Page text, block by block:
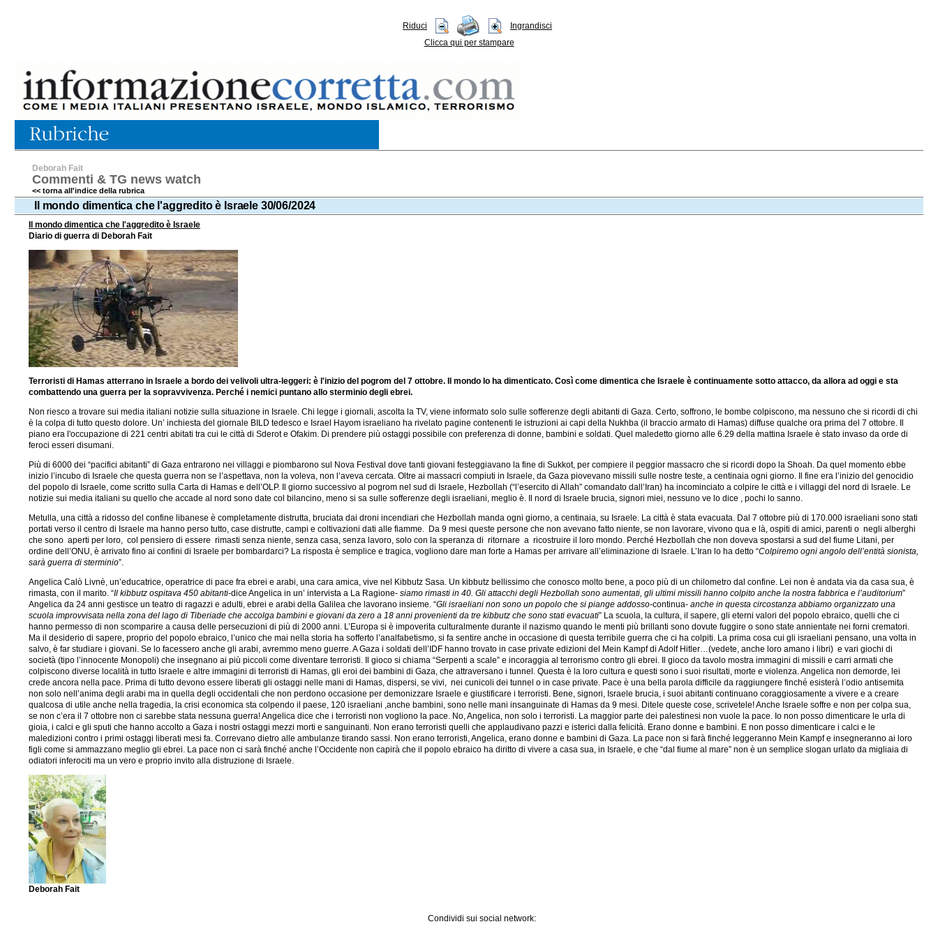
Riduci
Ingrandisci
Clicca qui per stampare
Deborah Fait
Commenti & TG news watch
<< torna all'indice della rubrica
Il mondo dimentica che l'aggredito è Israele 30/06/2024
Il mondo dimentica che l'aggredito è Israele
Diario di guerra di Deborah Fait
Terroristi di Hamas atterrano in Israele a bordo dei velivoli ultra-leggeri: è l'inizio del pogrom del 7 ottobre. Il mondo lo ha dimenticato. Così come dimentica che Israele è continuamente sotto attacco, da allora ad oggi e sta
combattendo una guerra per la sopravvivenza. Perché i nemici puntano allo sterminio degli ebrei.
Non riesco a trovare sui media italiani notizie sulla situazione in Israele. Chi legge i giornali, ascolta la TV, viene informato solo sulle sofferenze degli abitanti di Gaza. Certo, soffrono, le bombe colpiscono, ma nessuno che si ricordi di chi
è la colpa di tutto questo dolore. Un’ inchiesta del giornale BILD tedesco e Israel Hayom israeliano ha rivelato pagine contenenti le istruzioni ai capi della Nukhba (il braccio armato di Hamas) diffuse qualche ora prima del 7 ottobre. Il
piano era l'occupazione di 221 centri abitati tra cui le città di Sderot e Ofakim. Di prendere più ostaggi possibile con preferenza di donne, bambini e soldati. Quel maledetto giorno alle 6.29 della mattina Israele è stato invaso da orde di
feroci esseri disumani.
Più di 6000 dei “pacifici abitanti” di Gaza entrarono nei villaggi e piombarono sul Nova Festival dove tanti giovani festeggiavano la fine di Sukkot, per compiere il peggior massacro che si ricordi dopo la Shoah. Da quel momento ebbe
inizio l’incubo di Israele che questa guerra non se l’aspettava, non la voleva, non l’aveva cercata. Oltre ai massacri compiuti in Israele, da Gaza piovevano missili sulle nostre teste, a centinaia ogni giorno. Il fine era l’inizio del genocidio
del popolo di Israele, come scritto sulla Carta di Hamas e dell’OLP. Il giorno successivo al pogrom nel sud di Israele, Hezbollah (“l’esercito di Allah” comandato dall’Iran) ha incominciato a colpire le città e i villaggi del nord di Israele. Le
notizie sui media italiani su quello che accade al nord sono date col bilancino, meno si sa sulle sofferenze degli israeliani, meglio è. Il nord di Israele brucia, signori miei, nessuno ve lo dice , pochi lo sanno.
Metulla, una città a ridosso del confine libanese è completamente distrutta, bruciata dai droni incendiari che Hezbollah manda ogni giorno, a centinaia, su Israele. La città è stata evacuata. Dal 7 ottobre più di 170.000 israeliani sono stati
portati verso il centro di Israele ma hanno perso tutto, case distrutte, campi e coltivazioni dati alle fiamme. Da 9 mesi queste persone che non avevano fatto niente, se non lavorare, vivono qua e là, ospiti di amici, parenti o negli alberghi
che sono aperti per loro, col pensiero di essere rimasti senza niente, senza casa, senza lavoro, solo con la speranza di ritornare a ricostruire il loro mondo. Perché Hezbollah che non doveva spostarsi a sud del fiume Litani, per
ordine dell’ONU, è arrivato fino ai confini di Israele per bombardarci? La risposta è semplice e tragica, vogliono dare man forte a Hamas per arrivare all’eliminazione di Israele. L’Iran lo ha detto “Colpiremo ogni angolo dell’entità sionista,
sarà guerra di sterminio”.
Angelica Calò Livnè, un’educatrice, operatrice di pace fra ebrei e arabi, una cara amica, vive nel Kibbutz Sasa. Un kibbutz bellissimo che conosco molto bene, a poco più di un chilometro dal confine. Lei non è andata via da casa sua, è
rimasta, con il marito. “Il kibbutz ospitava 450 abitanti-dice Angelica in un’ intervista a La Ragione- siamo rimasti in 40. Gli attacchi degli Hezbollah sono aumentati, gli ultimi missili hanno colpito anche la nostra fabbrica e l’auditorium”
Angelica da 24 anni gestisce un teatro di ragazzi e adulti, ebrei e arabi della Galilea che lavorano insieme. “Gli israeliani non sono un popolo che si piange addosso-continua- anche in questa circostanza abbiamo organizzato una
scuola improvvisata nella zona del lago di Tiberiade che accolga bambini e giovani da zero a 18 anni provenienti da tre kibbutz che sono stati evacuati” La scuola, la cultura, il sapere, gli eterni valori del popolo ebraico, quelli che ci
hanno permesso di non scomparire a causa delle persecuzioni di più di 2000 anni. L’Europa si è impoverita culturalmente durante il nazismo quando le menti più brillanti sono dovute fuggire o sono state annientate nei forni crematori.
Ma il desiderio di sapere, proprio del popolo ebraico, l’unico che mai nella storia ha sofferto l’analfabetismo, si fa sentire anche in occasione di questa terribile guerra che ci ha colpiti. La prima cosa cui gli israeliani pensano, una volta in
salvo, è far studiare i giovani. Se lo facessero anche gli arabi, avremmo meno guerre. A Gaza i soldati dell’IDF hanno trovato in case private edizioni del Mein Kampf di Adolf Hitler…(vedete, anche loro amano i libri) e vari giochi di
società (tipo l’innocente Monopoli) che insegnano ai più piccoli come diventare terroristi. Il gioco si chiama “Serpenti a scale” e incoraggia al terrorismo contro gli ebrei. Il gioco da tavolo mostra immagini di missili e carri armati che
colpiscono diverse località in tutto Israele e altre immagini di terroristi di Hamas, gli eroi dei bambini di Gaza, che attraversano i tunnel. Questa è la loro cultura e questi sono i suoi risultati, morte e violenza. Angelica non demorde, lei
crede ancora nella pace. Prima di tutto devono essere liberati gli ostaggi nelle mani di Hamas, dispersi, se vivi, nei cunicoli dei tunnel o in case private. Pace è una bella parola difficile da raggiungere finché esisterà l’odio antisemita
non solo nell’anima degli arabi ma in quella degli occidentali che non perdono occasione per demonizzare Israele e giustificare i terroristi. Bene, signori, Israele brucia, i suoi abitanti continuano coraggiosamente a vivere e a creare
qualcosa di utile anche nella tragedia, la crisi economica sta colpendo il paese, 120 israeliani ,anche bambini, sono nelle mani insanguinate di Hamas da 9 mesi. Ditele queste cose, scrivetele! Anche Israele soffre e non per colpa sua,
se non c’era il 7 ottobre non ci sarebbe stata nessuna guerra! Angelica dice che i terroristi non vogliono la pace. No, Angelica, non solo i terroristi. La maggior parte dei palestinesi non vuole la pace. Io non posso dimenticare le urla di
gioia, i calci e gli sputi che hanno accolto a Gaza i nostri ostaggi mezzi morti e sanguinanti. Non erano terroristi quelli che applaudivano pazzi e isterici dalla felicità. Erano donne e bambini. E non posso dimenticare i calci e le
maledizioni contro i primi ostaggi liberati mesi fa. Correvano dietro alle ambulanze tirando sassi. Non erano terroristi, Angelica, erano donne e bambini di Gaza. La pace non si farà finché leggeranno Mein Kampf e insegneranno ai loro
figli come si ammazzano meglio gli ebrei. La pace non ci sarà finché anche l’Occidente non capirà che il popolo ebraico ha diritto di vivere a casa sua, in Israele, e che “dal fiume al mare” non è un semplice slogan urlato da migliaia di
odiatori inferociti ma un vero e proprio invito alla distruzione di Israele.
Deborah Fait
Condividi sui social network: